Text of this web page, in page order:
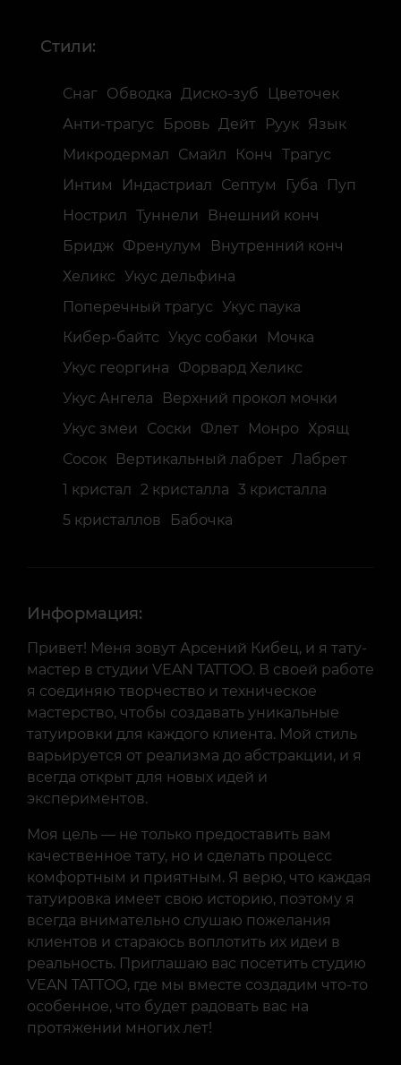
Стили:
Снаг Обводка Диско-зуб
Цветочек
Анти-трагус
Бровь Дейт Руук Язык
Микродермал
Смайл Конч
Трагус
Интим
Индастриал Септум Губа
Пуп
Нострил Туннели
Внешний конч
Бридж Френулум
Внутренний конч
Хеликс Укус дельфина
Поперечный трагус Укус паука
Кибер-байтс Укус собаки
Мочка
Укус георгина
Форвард Хеликс
Укус Ангела
Верхний прокол мочки
Укус змеи
Соски Флет Монро
Хрящ
Сосок
Вертикальный лабрет Лабрет
1 кристал 2 кристалла 3 кристалла
5 кристаллов
Бабочка
Информация:
Привет! Меня зовут Арсений Кибец, и я тату-
мастер в студии VEAN TATTOO. В своей работе
я соединяю творчество и техническое
мастерство, чтобы создавать уникальные
татуировки для каждого клиента. Мой стиль
варьируется от реализма до абстракции, и я
всегда открыт для новых идей и
экспериментов.
Моя цель — не только предоставить вам
качественное тату, но и сделать процесс
комфортным и приятным. Я верю, что каждая
татуировка имеет свою историю, поэтому я
всегда внимательно слушаю пожелания
клиентов и стараюсь воплотить их идеи в
реальность. Приглашаю вас посетить студию
VEAN TATTOO, где мы вместе создадим что-то
особенное, что будет радовать вас на
протяжении многих лет!